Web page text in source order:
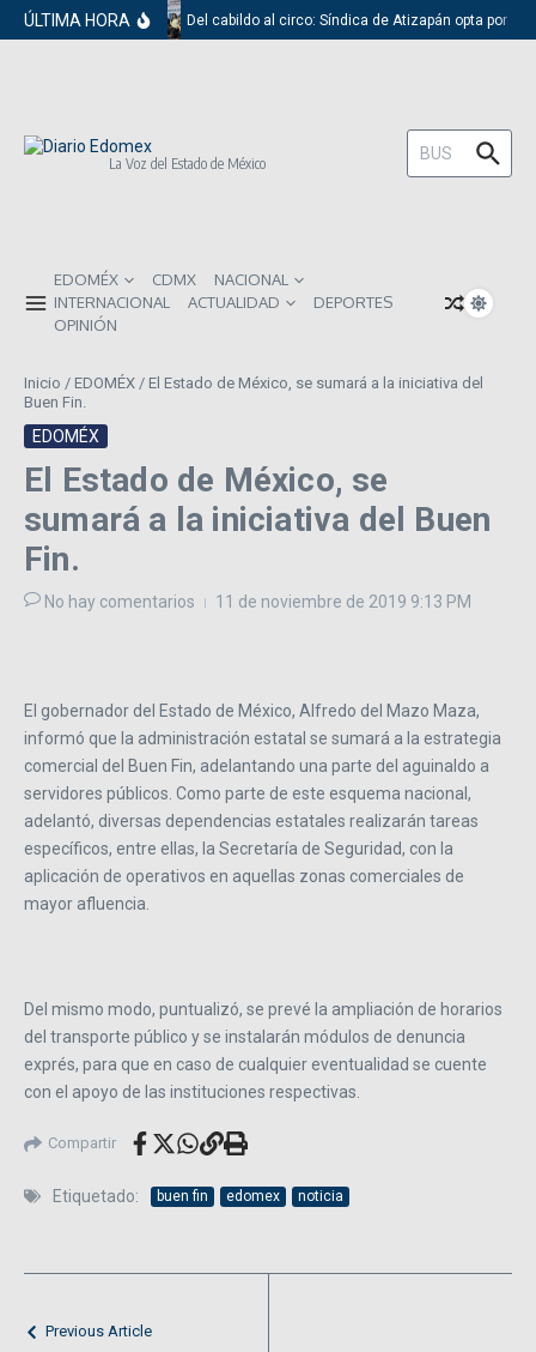
Saltar al contenido
ÚLTIMA HORA Del cabildo al circo: Síndica de Atizapán opta por el
La Voz del Estado de México
Buscar:
EDOMÉX CDMX
NACIONAL
INTERNACIONAL
ACTUALIDAD
DEPORTES
OPINIÓN
Inicio / EDOMÉX / El Estado de México, se sumará a la iniciativa del
Buen Fin.
EDOMÉX
El Estado de México, se
sumará a la iniciativa del Buen
Fin.
No hay comentarios 11 de noviembre de 2019 9:13 PM
El gobernador del Estado de México, Alfredo del Mazo Maza,
informó que la administración estatal se sumará a la estrategia
comercial del Buen Fin, adelantando una parte del aguinaldo a
servidores públicos. Como parte de este esquema nacional,
adelantó, diversas dependencias estatales realizarán tareas
específicos, entre ellas, la Secretaría de Seguridad, con la
aplicación de operativos en aquellas zonas comerciales de
mayor afluencia.
Del mismo modo, puntualizó, se prevé la ampliación de horarios
del transporte público y se instalarán módulos de denuncia
exprés, para que en caso de cualquier eventualidad se cuente
con el apoyo de las instituciones respectivas.
Compartir
Etiquetado: buen fin edomex noticia
Previous Article